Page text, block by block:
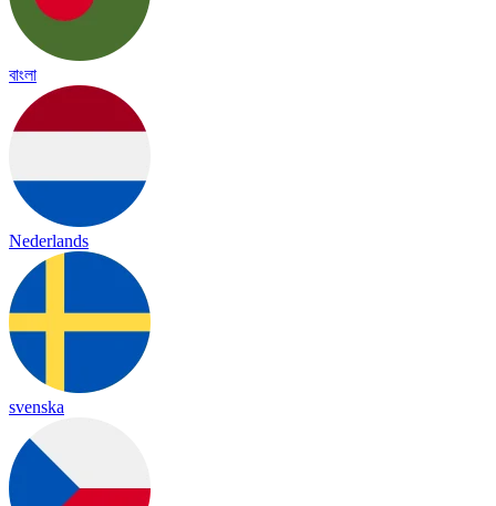
বাংলা
Nederlands
svenska